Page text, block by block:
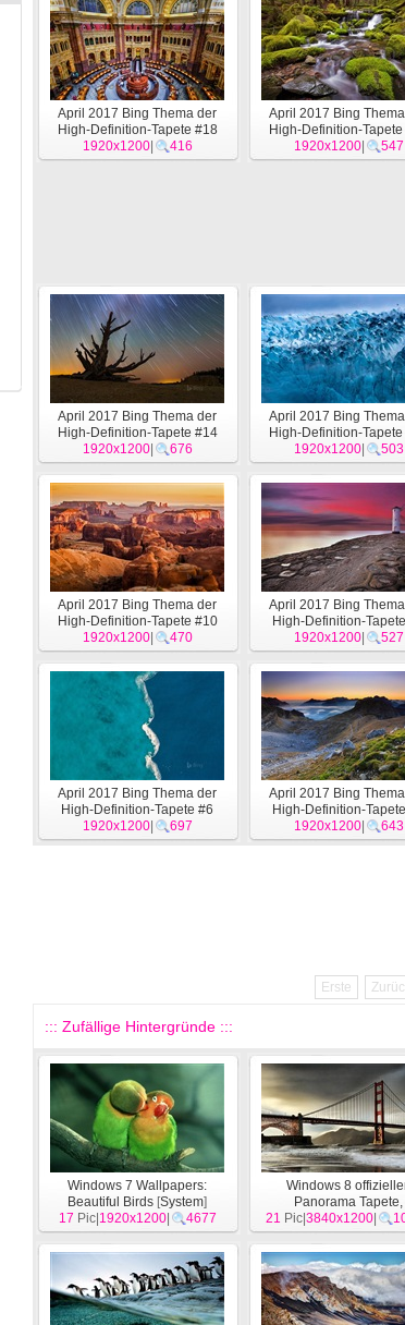
April 2017 Bing Thema der
High-Definition-Tapete #18
1920x1200| 416
April 2017 Bing
High-Definition-Tapete
1920x1200| 547
April 2017 Bing Thema der
High-Definition-Tapete #14
1920x1200| 676
April 2017 Bing
High-Definition-Tapete
1920x1200| 503
April 2017 Bing Thema der
High-Definition-Tapete #10
1920x1200| 470
April 2017 Bing
High-Definition-
1920x1200| 527
April 2017 Bing Thema der
High-Definition-Tapete #6
1920x1200| 697
April 2017 Bing
High-Definition-
1920x1200| 643
Erste
::: Zufällige Hintergründe :::
Windows 7 Wallpapers:
Beautiful Birds [System]
17 Pic| 1920x1200| 4677
Windows 8
Panorama Tapete,
Stadtansichten,
Horizon[System]
21 Pic| 3840x1200